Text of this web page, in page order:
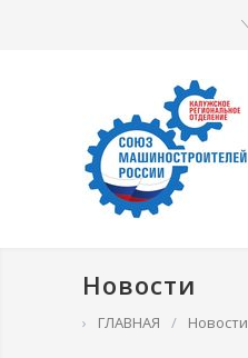
Новости
› ГЛАВНАЯ / Новости